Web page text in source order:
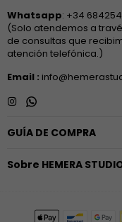
Whatsapp: +34
(Solo atendemos a
de consultas que
atención telefónica.)
Email :
InstagramWhatsapp
GUÍA DE COMPRA
Sobre HEMERA